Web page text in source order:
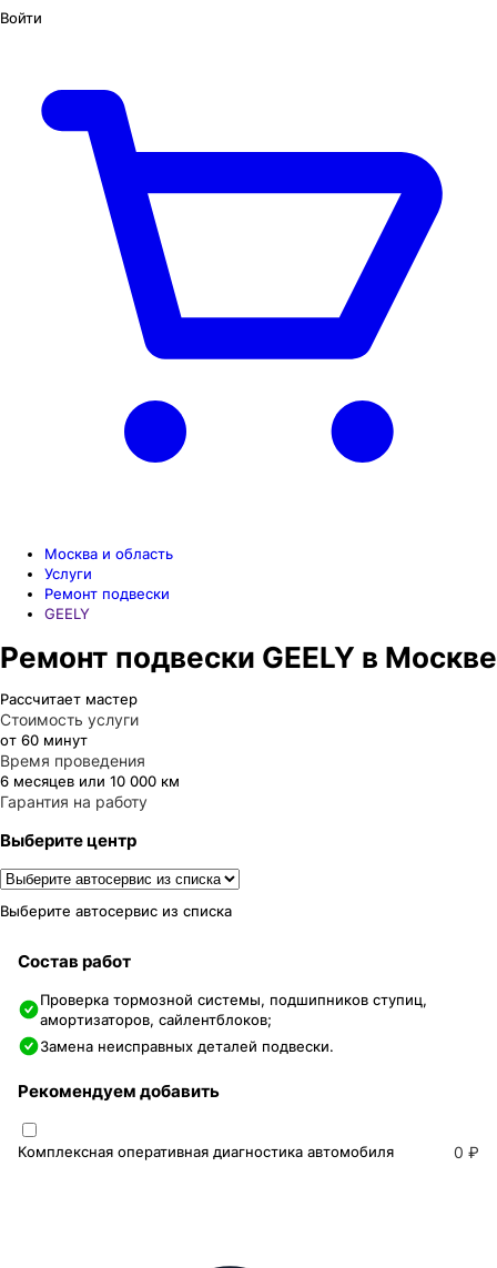
Войти
Москва и область
Услуги
Ремонт подвески
GEELY
Ремонт подвески GEELY в Москве
Рассчитает мастер
Стоимость услуги
от 60 минут
Время проведения
6 месяцев или 10 000 км
Гарантия на работу
Выберите центр
Выберите автосервис из списка
Состав работ
Проверка тормозной системы, подшипников ступиц,
амортизаторов, сайлентблоков;
Замена неисправных деталей подвески.
Рекомендуем добавить
Комплексная оперативная диагностика автомобиля 0 ₽